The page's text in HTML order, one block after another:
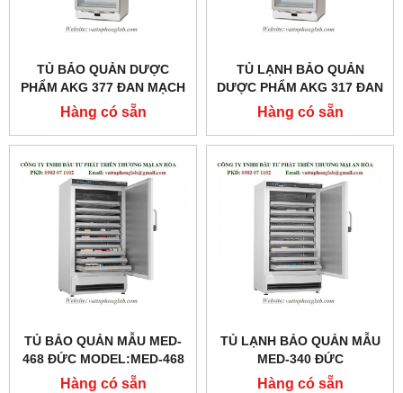
TỦ BẢO QUẢN DƯỢC
PHẨM AKG 377 ĐAN MẠCH
MODEL:AKG 377
Hàng có sẵn
TỦ LẠNH BẢO QUẢN
DƯỢC PHẨM AKG 317 ĐAN
MẠCH MODEL:AKG 317
Hàng có sẵn
TỦ BẢO QUẢN MẪU MED-
468 ĐỨC MODEL:MED-468
Hàng có sẵn
TỦ LẠNH BẢO QUẢN MẪU
MED-340 ĐỨC
MODEL:MED-340
Hàng có sẵn